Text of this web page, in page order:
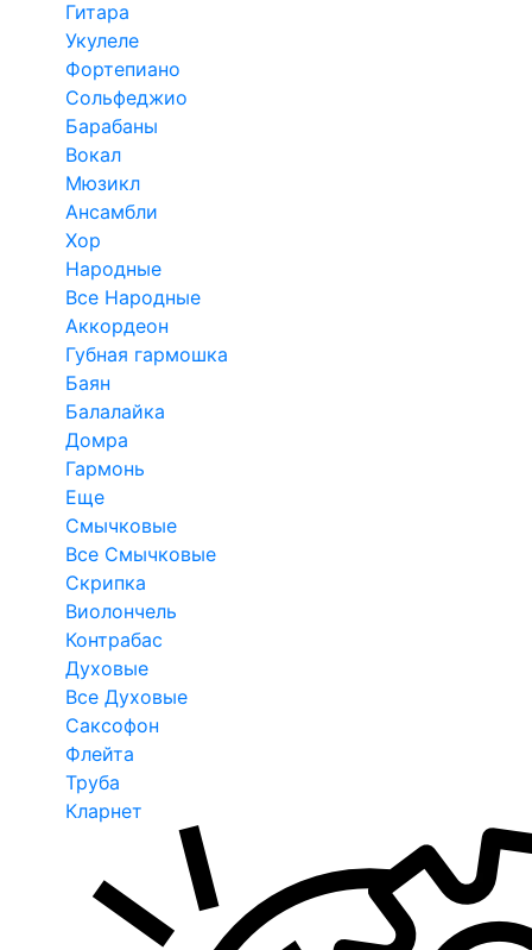
Гитара
Укулеле
Фортепиано
Сольфеджио
Барабаны
Вокал
Мюзикл
Ансамбли
Хор
Народные
Все Народные
Аккордеон
Губная гармошка
Баян
Балалайка
Домра
Гармонь
Еще
Смычковые
Все Смычковые
Скрипка
Виолончель
Контрабас
Духовые
Все Духовые
Саксофон
Флейта
Труба
Кларнет